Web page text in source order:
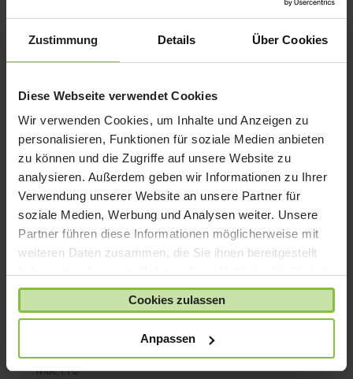
Zustimmung Details Über Cookies
Diese Webseite verwendet Cookies
Wir verwenden Cookies, um Inhalte und Anzeigen zu
personalisieren, Funktionen für soziale Medien anbieten
zu können und die Zugriffe auf unsere Website zu
analysieren. Außerdem geben wir Informationen zu Ihrer
Verwendung unserer Website an unsere Partner für
soziale Medien, Werbung und Analysen weiter. Unsere
Partner führen diese Informationen möglicherweise mit
weiteren Daten zusammen, die Sie ihnen bereitgestellt
gesammelt haben.
Cookies zulassen
Anpassen
iPad mini
iPad Pro
iPhone 6
iPhone SE
iPhone X
iPod nano
iPod shuffle
iPod touch
Kabel & Adapter
Kopfhörer
Lightning
Mac Pro